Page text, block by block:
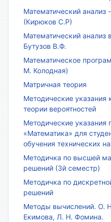
Математический анализ
(Кирюков С.Р)
Математический анализ
Бутузов В.Ф.
Математическое
М. Колодная)
Матричная теория
Методические указания
теории вероятностей
Методические указания
«Математика» для
обучения технических
Методичка по высшей
решений (3й семестр)
Методичка по
решений
Методы вычислений. О.
Екимова, Л. Н. Фомина.